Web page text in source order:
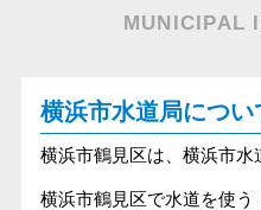
MUNICIPAL
横浜市水道局につい
横浜市鶴見区は、横浜市水
横浜市鶴見区で水道を使